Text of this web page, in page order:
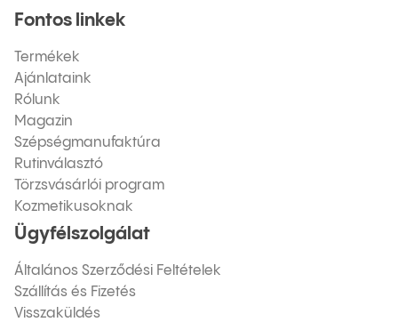
Fontos linkek
Termékek
Ajánlataink
Rólunk
Magazin
Szépségmanufaktúra
Rutinválasztó
Törzsvásárlói program
Kozmetikusoknak
Ügyfélszolgálat
Általános Szerződési Feltételek
Szállítás és Fizetés
Visszaküldés